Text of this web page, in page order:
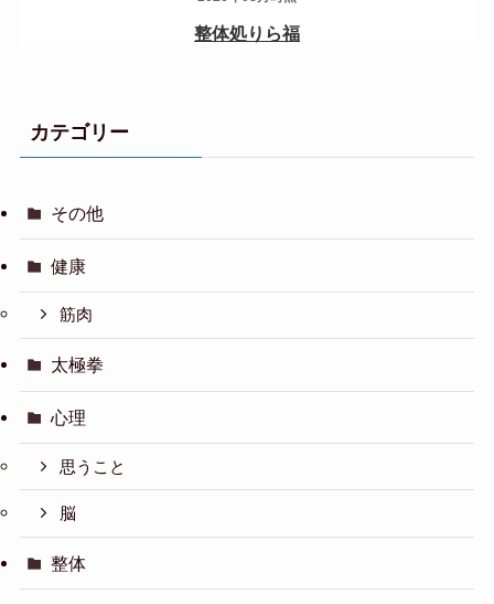
カテゴリー
その他
健康
筋肉
太極拳
心理
思うこと
脳
整体